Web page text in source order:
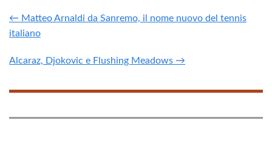
← Matteo Arnaldi da Sanremo, il nome nuovo del tennis
italiano
Alcaraz, Djokovic e Flushing Meadows →